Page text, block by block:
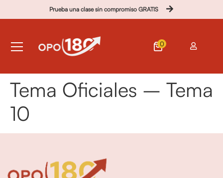
Prueba una clase sin compromiso GRATIS
0
Tema Oficiales – Tema
10